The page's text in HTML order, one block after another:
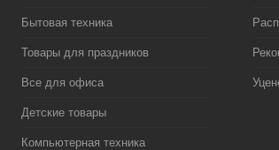
Бытовая техника
Товары для праздников
Все для офиса
Детские товары
Компьютерная техника